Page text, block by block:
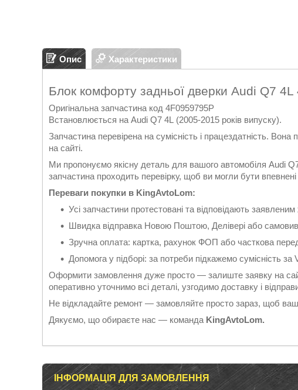
Опис Характеристики
Блок комфорту задньої дверки Audi Q7
Оригінальна запчастина код 4F0959795P
Встановлюється на Audi Q7 4L (2005-2015 років випуску).
Запчастина перевірена на сумісність і працездатність.
на сайті.
Ми пропонуємо якісну деталь для вашого автомобіля Audi
запчастина проходить перевірку, щоб ви могли бути впевнені
Переваги покупки в KingAvtoLom:
Усі запчастини протестовані та відповідають
Швидка відправка Новою Поштою, Делівері або
Зручна оплата: картка, рахунок ФОП або часткова
Допомога у підборі: за потреби підкажемо сумісність
Оформити замовлення дуже просто — залиште заявку на
оперативно уточнимо всі деталі, узгодимо доставку і
Не відкладайте ремонт — замовляйте просто зараз, щоб
Дякуємо, що обираєте нас — команда KingAvtoLom.
ІНФОРМАЦІЯ ДЛЯ ЗАМОВЛЕННЯ